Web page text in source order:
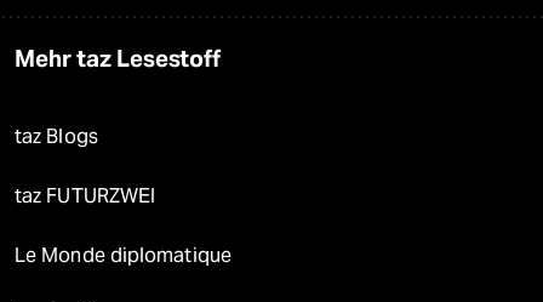
Mehr taz Lesestoff
taz Blogs
taz FUTURZWEI
Le Monde diplomatique